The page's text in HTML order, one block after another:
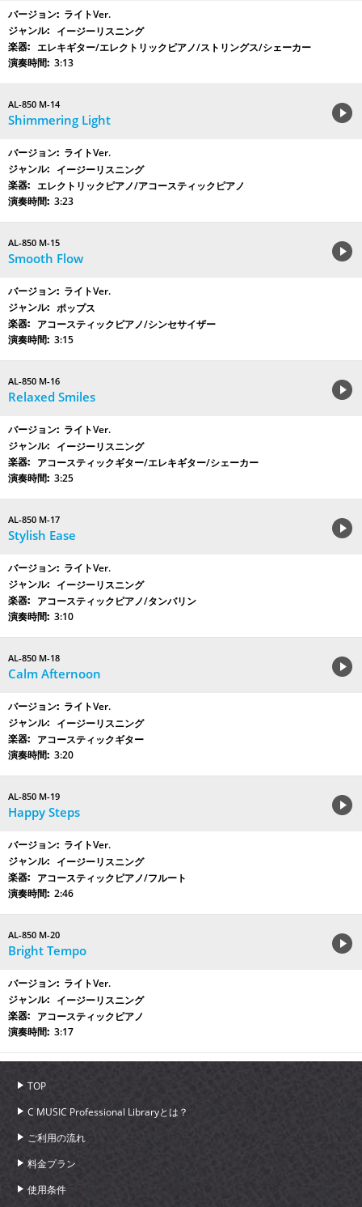
ライトVer.
イージーリスニング
エレキギター/エレクトリックピアノ/ストリングス/シェーカー
3:13
AL-850 M-14
Shimmering Light
ライトVer.
イージーリスニング
エレクトリックピアノ/アコースティックピアノ
3:23
AL-850 M-15
Smooth Flow
ライトVer.
ポップス
アコースティックピアノ/シンセサイザー
3:15
AL-850 M-16
Relaxed Smiles
ライトVer.
イージーリスニング
アコースティックギター/エレキギター/シェーカー
3:25
AL-850 M-17
Stylish Ease
ライトVer.
イージーリスニング
アコースティックピアノ/タンバリン
3:10
AL-850 M-18
Calm Afternoon
ライトVer.
イージーリスニング
アコースティックギター
3:20
AL-850 M-19
Happy Steps
ライトVer.
イージーリスニング
アコースティックピアノ/フルート
2:46
AL-850 M-20
Bright Tempo
ライトVer.
イージーリスニング
アコースティックピアノ
3:17
TOP
C MUSIC Professional Libraryとは？
ご利用の流れ
料金プラン
使用条件